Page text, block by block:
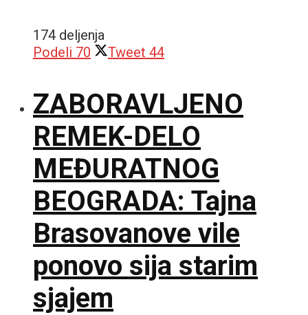
174 deljenja
Podeli 70 Tweet 44
ZABORAVLJENO
REMEK-DELO
MEĐURATNOG
BEOGRADA: Tajna
Brasovanove vile
ponovo sija starim
sjajem